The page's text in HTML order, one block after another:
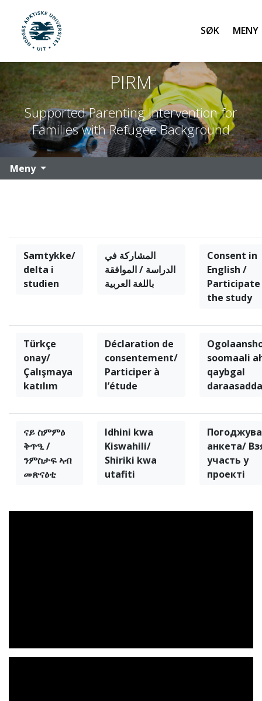
Gå til hovedinnhold
UiT Norges arktiske universitet Søk
PIRM
Supported Parenting Intervention for
Families with Refugee Background
Meny
Samtykke/
delta i
studien
المشاركة في
الدراسة / الموافقة
باللغة العربية
Consent in
English /
Participate
the study
Türkçe
onay/
Çalışmaya
katılım
Déclaration de
consentement/
Participer à
l’étude
soomaali
qaybgal
daraasadda
ናይ ስምምዕ
ቅጥዒ /
ንምስታፍ ኣብ
መጽናዕቲ
Idhini kwa
Kiswahili/
Shiriki kwa
utafiti
анкета/
участь у
проекті